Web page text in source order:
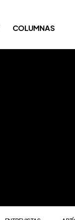
COLUMNAS